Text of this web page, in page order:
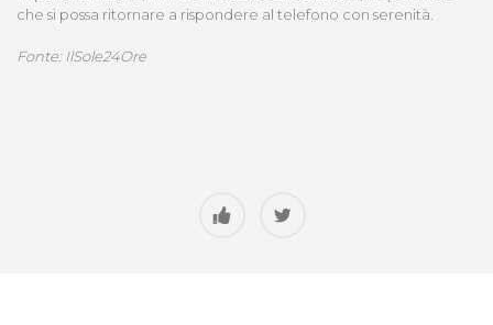
che si possa ritornare a rispondere al telefono con serenità.
Fonte: IlSole24Ore